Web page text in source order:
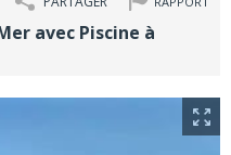
avec Piscine à